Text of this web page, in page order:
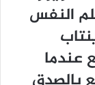
ﺍﻟﻨﻔﺲ
ﻋﻨﺪﻣﺎ